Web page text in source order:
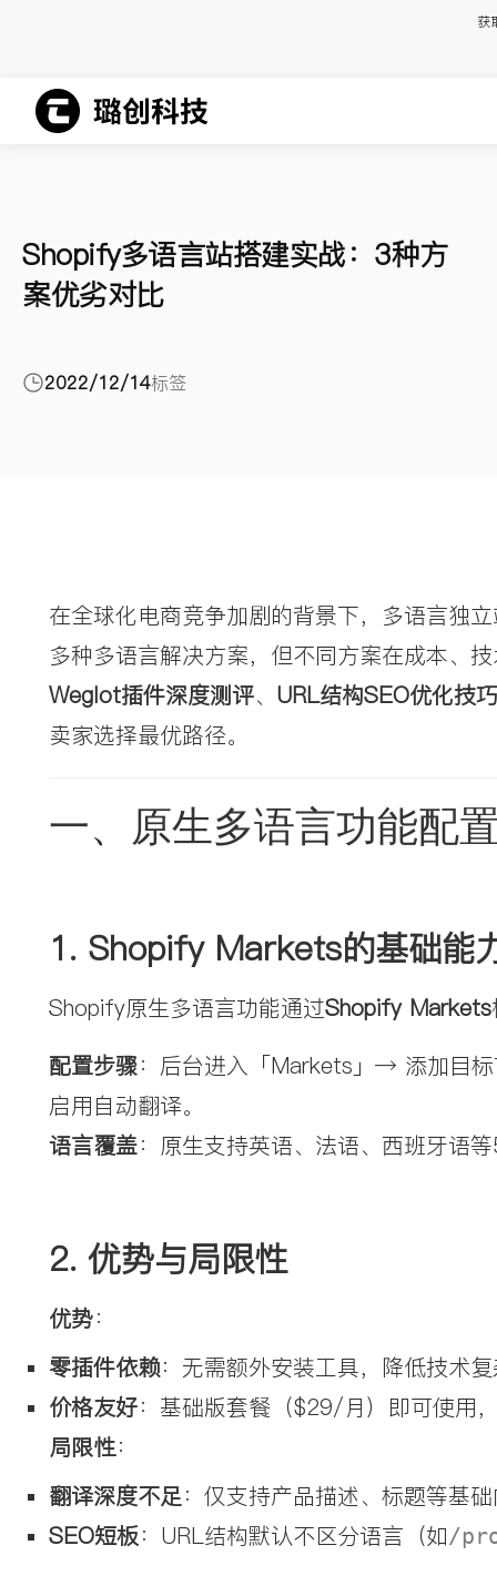
获
Shopify多语言站搭建实战：3种方
案优劣对比
2022/12/14标签
在全球化电商竞争加剧的背景下，多语言独
多种多语言解决方案，但不同方案在成本、
Weglot插件深度测评、 URL结构SEO优化技巧
卖家选择最优路径。
一、原生多语言功能配
1. Shopify Markets的基础能
Shopify原生多语言功能通过Shopify Markets
配置步骤：后台进入「Markets」→ 添加目
启用自动翻译。
语言覆盖：原生支持英语、法语、西班牙语
2. 优势与局限性
优势：
零插件依赖：无需额外安装工具，降低技术
价格友好：基础版套餐（$29/月）即可使用
局限性：
翻译深度不足：仅支持产品描述、标题等基
SEO短板：URL结构默认不区分语言（如/